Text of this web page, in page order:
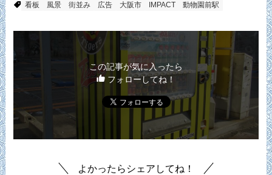
看板
風景 街並み 広告 大阪市 IMPACT 動物園前駅
この記事が気に入ったら
フォローしてね！
よかったらシェアしてね！